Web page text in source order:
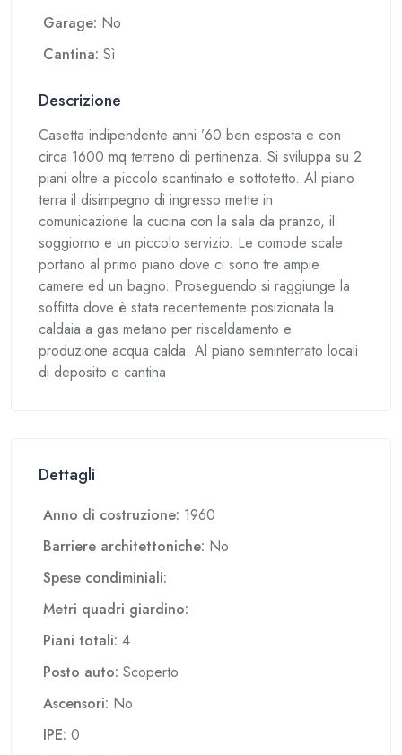
Garage: No
Cantina: Sì
Descrizione
Casetta indipendente anni ’60 ben esposta e con
circa 1600 mq terreno di pertinenza. Si sviluppa su 2
piani oltre a piccolo scantinato e sottotetto. Al piano
terra il disimpegno di ingresso mette in
comunicazione la cucina con la sala da pranzo, il
soggiorno e un piccolo servizio. Le comode scale
portano al primo piano dove ci sono tre ampie
camere ed un bagno. Proseguendo si raggiunge la
soffitta dove è stata recentemente posizionata la
caldaia a gas metano per riscaldamento e
produzione acqua calda. Al piano seminterrato locali
di deposito e cantina
Dettagli
Anno di costruzione: 1960
Barriere architettoniche: No
Spese condiminiali:
Metri quadri giardino:
Piani totali: 4
Posto auto: Scoperto
Ascensori: No
IPE: 0